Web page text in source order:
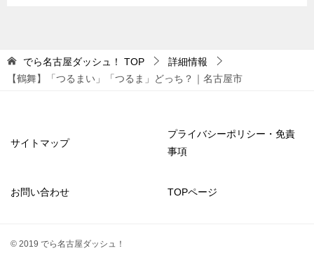
でら名古屋ダッシュ！ TOP
詳細情報
【鶴舞】「つるまい」「つるま」どっち？｜名古屋市
サイトマップ
プライバシーポリシー・免責
事項
お問い合わせ TOPページ
© 2019 でら名古屋ダッシュ！